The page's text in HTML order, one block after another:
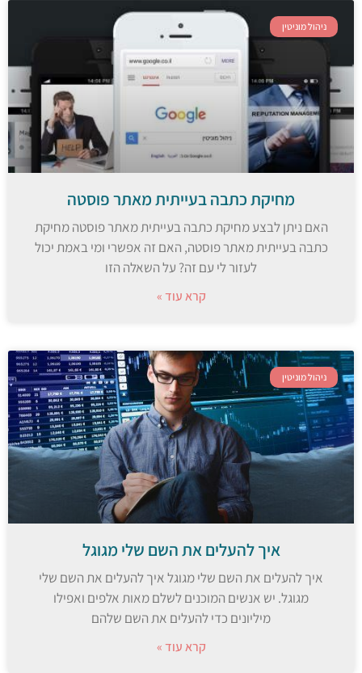
ניהול מוניטין
מחיקת כתבה בעייתית מאתר פוסטה
האם ניתן לבצע מחיקת כתבה בעייתית מאתר פוסטה מחיקת
כתבה בעייתית מאתר פוסטה, האם זה אפשרי ומי באמת יכול
לעזור לי עם זה? על השאלה הזו
קרא עוד »
ניהול מוניטין
איך להעלים את השם שלי מגוגל
איך להעלים את השם שלי מגוגל איך להעלים את השם שלי
מגוגל. יש אנשים המוכנים לשלם מאות אלפים ואפילו
מיליונים כדי להעלים את השם שלהם
קרא עוד »